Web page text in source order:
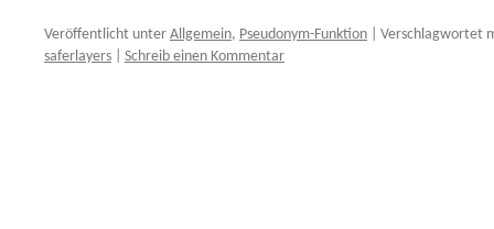
Veröffentlicht unter Allgemein, Pseudonym-Funktion
Verschlagwortet
saferlayers
Schreib einen Kommentar